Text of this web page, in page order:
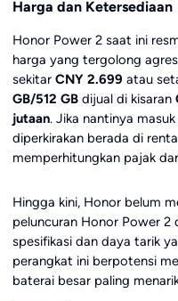
Harga dan Ketersediaan
Honor Power 2 saat ini
harga yang tergolong
sekitar CNY 2.699 atau
GB/512 GBdijual di kisaran
jutaan. Jika nantinya
diperkirakan berada di
memperhitungkan pajak
Hingga kini, Honor belum
peluncuran Honor Power 2
spesifikasi dan daya tarik
perangkat ini berpotensi
baterai besar paling